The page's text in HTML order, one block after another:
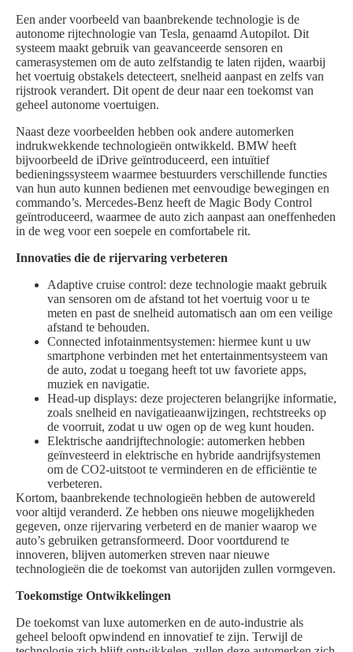
Een ander voorbeeld van baanbrekende technologie is de
autonome rijtechnologie van Tesla, genaamd Autopilot. Dit
systeem maakt gebruik van geavanceerde sensoren en
camerasystemen om de auto zelfstandig te laten rijden, waarbij
het voertuig obstakels detecteert, snelheid aanpast en zelfs van
rijstrook verandert. Dit opent de deur naar een toekomst van
geheel autonome voertuigen.
Naast deze voorbeelden hebben ook andere automerken
indrukwekkende technologieën ontwikkeld. BMW heeft
bijvoorbeeld de iDrive geïntroduceerd, een intuïtief
bedieningssysteem waarmee bestuurders verschillende functies
van hun auto kunnen bedienen met eenvoudige bewegingen en
commando’s. Mercedes-Benz heeft de Magic Body Control
geïntroduceerd, waarmee de auto zich aanpast aan oneffenheden
in de weg voor een soepele en comfortabele rit.
Innovaties die de rijervaring verbeteren
Adaptive cruise control: deze technologie maakt gebruik
van sensoren om de afstand tot het voertuig voor u te
meten en past de snelheid automatisch aan om een veilige
afstand te behouden.
Connected infotainmentsystemen: hiermee kunt u uw
smartphone verbinden met het entertainmentsysteem van
de auto, zodat u toegang heeft tot uw favoriete apps,
muziek en navigatie.
Head-up displays: deze projecteren belangrijke informatie,
zoals snelheid en navigatieaanwijzingen, rechtstreeks op
de voorruit, zodat u uw ogen op de weg kunt houden.
Elektrische aandrijftechnologie: automerken hebben
geïnvesteerd in elektrische en hybride aandrijfsystemen
om de CO2-uitstoot te verminderen en de efficiëntie te
verbeteren.
Kortom, baanbrekende technologieën hebben de autowereld
voor altijd veranderd. Ze hebben ons nieuwe mogelijkheden
gegeven, onze rijervaring verbeterd en de manier waarop we
auto’s gebruiken getransformeerd. Door voortdurend te
innoveren, blijven automerken streven naar nieuwe
technologieën die de toekomst van autorijden zullen vormgeven.
Toekomstige Ontwikkelingen
De toekomst van luxe automerken en de auto-industrie als
geheel belooft opwindend en innovatief te zijn. Terwijl de